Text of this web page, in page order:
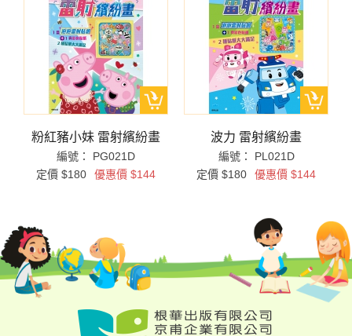
粉紅豬小妹 雷射繽紛畫
編號： PG021D
定價 $180
優惠價 $144
波力 雷射繽紛畫
編號： PL021D
定價 $180
優惠價 $144